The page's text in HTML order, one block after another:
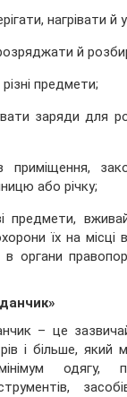
нагрівати й
й
предмети;
заряди для
приміщення,
або річку;
предмети,
їх на місці
органи
– це
і більше, який
одягу,